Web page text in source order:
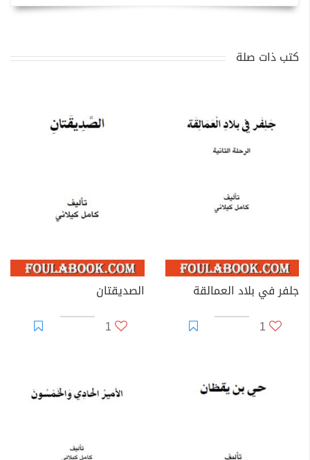
كتب ذات صلة
جلفر في بلاد العمالقة
1
الصديقتان
1